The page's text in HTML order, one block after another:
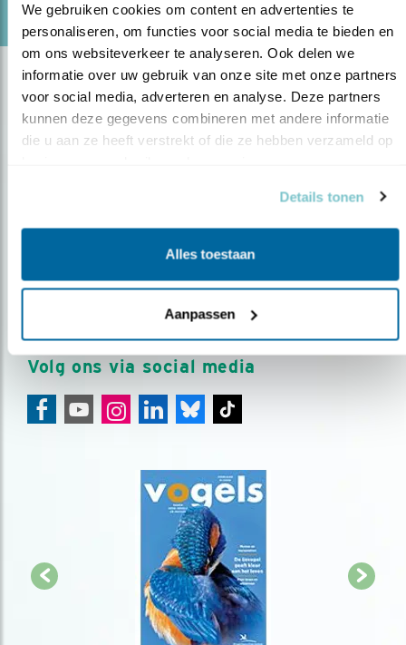
We gebruiken cookies om content en advertenties te
personaliseren, om functies voor social media te bieden en
om ons websiteverkeer te analyseren. Ook delen we
informatie over uw gebruik van onze site met onze partners
voor social media, adverteren en analyse. Deze partners
kunnen deze gegevens combineren met andere informatie
die u aan ze heeft verstrekt of die ze hebben verzameld op
Details tonen
Alles toestaan
Aanpassen
Op de hoogte blijven?
Meld je aan en ontvang nieuws, inspiratie, acties en tips
AANMELDEN VOGELNIEUWS
Volg ons via social media